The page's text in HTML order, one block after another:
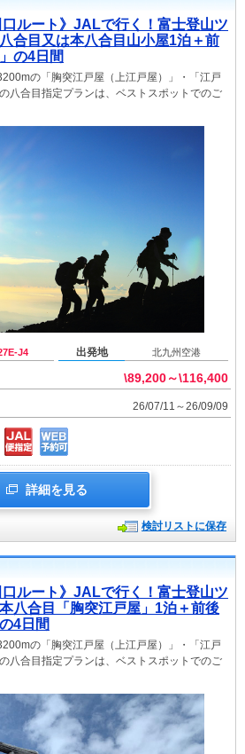
口ルート》JALで行く！富士登山ツ
合目又は本八合目山小屋1泊＋前
の4日間
の「胸突江戸屋（上江戸屋）」・「江戸
八合目指定プランは、ベストスポットでのご
J4 出発地 北九州空港
\89,200～\116,400
26/07/11～26/09/09
詳細を見る
検討リストに保存
口ルート》JALで行く！富士登山ツ
八合目「胸突江戸屋」1泊＋前後
4日間
の「胸突江戸屋（上江戸屋）」・「江戸
八合目指定プランは、ベストスポットでのご